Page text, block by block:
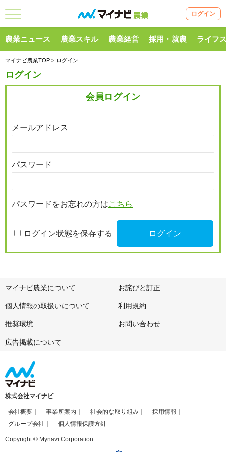
ログイン
農業ニュース 農業スキル 農業経営 採用・就農 ライフ
マイナビ農業TOP > ログイン
ログイン
会員ログイン
メールアドレス
パスワード
パスワードをお忘れの方はこちら
ログイン状態を保存する
マイナビ農業について お詫びと訂正
個人情報の取扱いについて 利用規約
推奨環境 お問い合わせ
広告掲載について
株式会社マイナビ
会社概要 事業所案内 社会的な取り組み
採用情報
グループ会社
個人情報保護方針
Copyright © Mynavi Corporation